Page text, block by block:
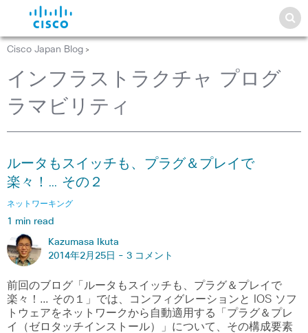
Cisco Japan Blog >
インフラストラクチャ プログ
ラマビリティ
ルータもスイッチも、プラグ＆プレイで
楽々！… その２
ネットワーキング
1 min read
Kazumasa Ikuta
2014年2月25日 - 3 コメント
前回のブログ「ルータもスイッチも、プラグ＆プレイで
楽々！… その１」では、コンフィグレーションと IOS ソフ
トウェアをネットワークから自動適用する「プラグ＆プレ
イ（ゼロタッチインストール）」について、その構成要素